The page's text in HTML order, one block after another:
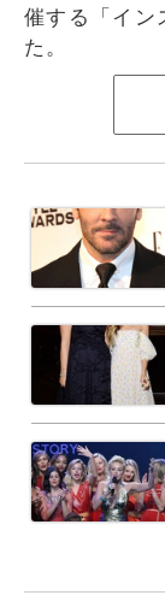
催する「イン
た。